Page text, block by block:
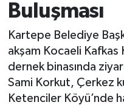
Buluşması
Kartepe Belediye
akşam Kocaeli Kafkas
dernek binasında
Sami Korkut, Çerkez
Ketenciler Köyü’nde